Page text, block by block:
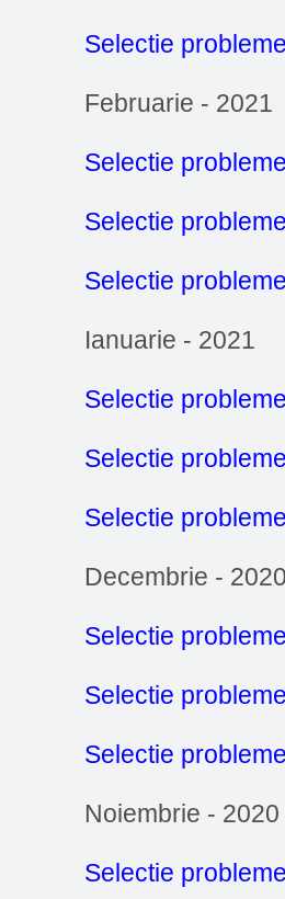
Selectie
Februarie - 2021
Selectie
Selectie
Selectie
Ianuarie - 2021
Selectie
Selectie
Selectie
Decembrie -
Selectie
Selectie
Selectie
Noiembrie - 2020
Selectie